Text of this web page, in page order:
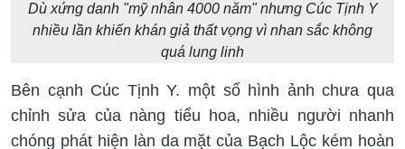
Dù xứng danh "mỹ nhân 4000 năm" nhưng Cúc Tịnh Y
nhiều lần khiến khán giả thất vọng vì nhan sắc không
quá lung linh
Bên cạnh Cúc Tịnh Y. một số hình ảnh chưa qua
chỉnh sửa của nàng tiểu hoa, nhiều người nhanh
chóng phát hiện làn da mặt của Bạch Lộc kém hoàn